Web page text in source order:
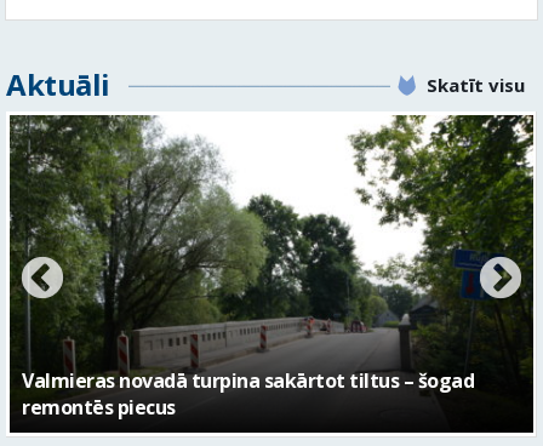
Aktuāli Skatīt visu
No pagaidu teātra līdz laikmetīgās kultūras centram
– kā attīstīsies “Kurtuve”